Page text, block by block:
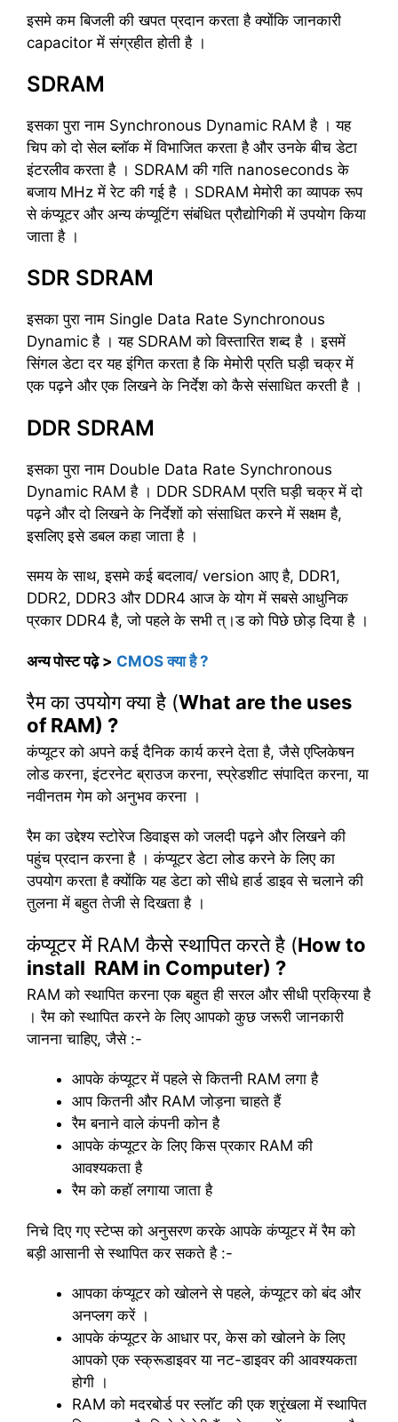
इसमे कम बिजली की खपत प्रदान करता है क्योंकि जानकारी
capacitor में संग्रहीत होती है ।
SDRAM
इसका पुरा नाम Synchronous Dynamic RAM है । यह
चिप को दो सेल ब्लॉक में विभाजित करता है और उनके बीच डेटा
इंटरलीव करता है । SDRAM की गति nanoseconds के
बजाय MHz में रेट की गई है । SDRAM मेमोरी का व्यापक रूप
से कंप्यूटर और अन्य कंप्यूटिंग संबंधित प्रौद्योगिकी में उपयोग किया
जाता है ।
SDR SDRAM
इसका पुरा नाम Single Data Rate Synchronous
Dynamic है । यह SDRAM को विस्तारित शब्द है । इसमें
सिंगल डेटा दर यह इंगित करता है कि मेमोरी प्रति घड़ी चक्र में
एक पढ़ने और एक लिखने के निर्देश को कैसे संसाधित करती है ।
DDR SDRAM
इसका पुरा नाम Double Data Rate Synchronous
Dynamic RAM है । DDR SDRAM प्रति घड़ी चक्र में दो
पढ़ने और दो लिखने के निर्देशों को संसाधित करने में सक्षम है,
इसलिए इसे डबल कहा जाता है ।
समय के साथ, इसमे कई बदलाव/ version आए है, DDR1,
DDR2, DDR3 और DDR4 आज के योग में सबसे आधुनिक
प्रकार DDR4 है, जो पहले के सभी त्।ड को पिछे छोड़ दिया है ।
अन्य पोस्ट पढ़े > CMOS क्या है ?
रैम का उपयोग क्या है (What are the uses
of RAM) ?
कंप्यूटर को अपने कई दैनिक कार्य करने देता है, जैसे एप्लिकेषन
लोड करना, इंटरनेट ब्राउज करना, स्प्रेडशीट संपादित करना, या
नवीनतम गेम को अनुभव करना ।
रैम का उद्देश्य स्टोरेज डिवाइस को जलदी पढ़ने और लिखने की
पहुंच प्रदान करना है । कंप्यूटर डेटा लोड करने के लिए का
उपयोग करता है क्योंकि यह डेटा को सीधे हार्ड डाइव से चलाने की
तुलना में बहुत तेजी से दिखता है ।
कंप्यूटर में RAM कैसे स्थापित करते है (How to
install RAM in Computer) ?
RAM को स्थापित करना एक बहुत ही सरल और सीधी प्रक्रिया है
। रैम को स्थापित करने के लिए आपको कुछ जरूरी जानकारी
जानना चाहिए, जैसे :-
आपके कंप्यूटर में पहले से कितनी RAM लगा है
आप कितनी और RAM जोड़ना चाहते हैं
रैम बनाने वाले कंपनी कोन है
आपके कंप्यूटर के लिए किस प्रकार RAM की
आवश्यकता है
रैम को कहॉ लगाया जाता है
निचे दिए गए स्टेप्स को अनुसरण करके आपके कंप्यूटर में रैम को
बड़ी आसानी से स्थापित कर सकते है :-
आपका कंप्यूटर को खोलने से पहले, कंप्यूटर को बंद और
अनप्लग करें ।
आपके कंप्यूटर के आधार पर, केस को खोलने के लिए
आपको एक स्क्रूडाइवर या नट-डाइवर की आवश्यकता
होगी ।
RAM को मदरबोर्ड पर स्लॉट की एक श्रृंखला में स्थापित